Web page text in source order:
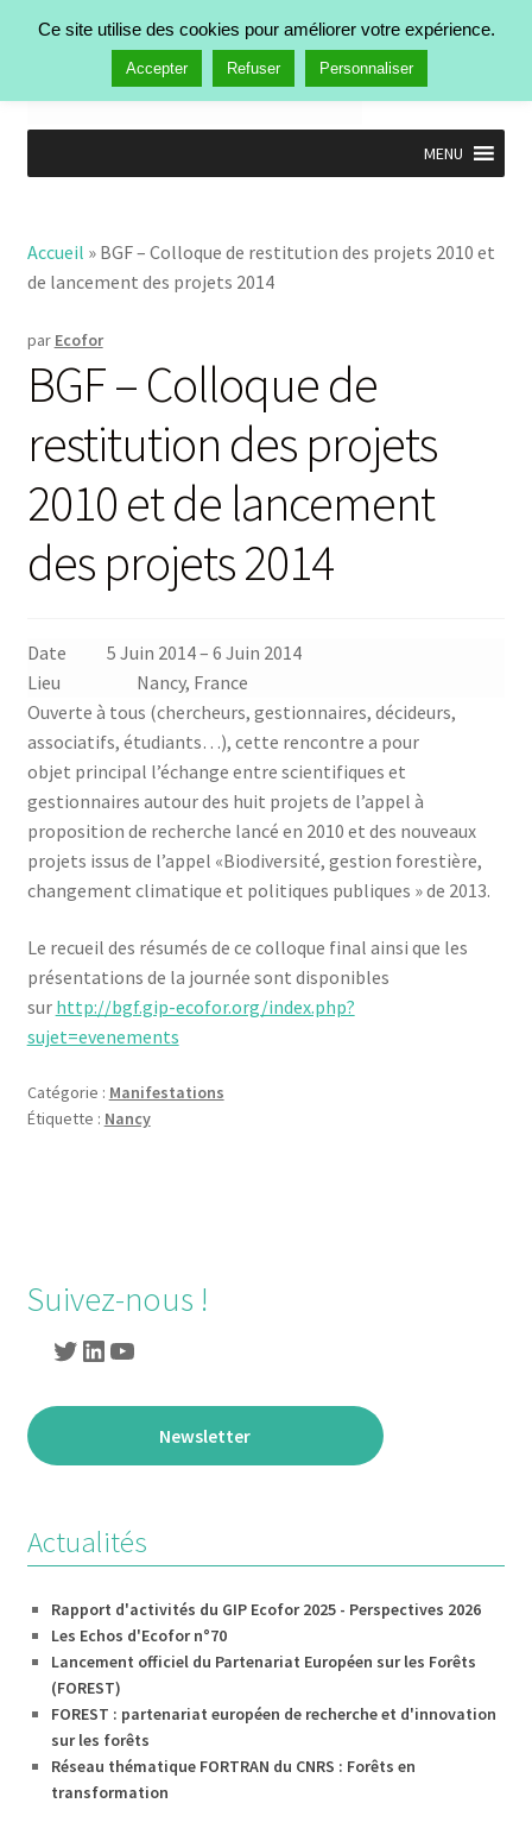
Rechercher :
MENU
le
Manifestations
Publications
Contact
Accueil » BGF – Colloque de restitution des projets 2010 et
de lancement des projets 2014
par Ecofor
BGF – Colloque de
restitution des projets
2010 et de lancement
des projets 2014
Date 5 Juin 2014– 6 Juin 2014
Lieu
Nancy, France
Ouverte à tous (chercheurs, gestionnaires, décideurs,
associatifs, étudiants…), cette rencontre a pour
objet principal l’échange entre scientifiques et
gestionnaires autour des huit projets de l’appel à
proposition de recherche lancé en 2010 et des nouveaux
projets issus de l’appel «Biodiversité, gestion forestière,
changement climatique et politiques publiques » de 2013.
Le recueil des résumés de ce colloque final ainsi que les
présentations de la journée sont disponibles
sur http://bgf.gip-ecofor.org/index.php?
sujet=evenements
Catégorie : Manifestations
Étiquette : Nancy
l’article
Suivez-nous !
Twitter
LinkedIn
YouTube
Newsletter
Actualités
Rapport d'activités du GIP Ecofor 2025 - Perspectives 2026
Les Echos d'Ecofor n°70
Lancement officiel du Partenariat Européen sur les Forêts
(FOREST)
FOREST : partenariat européen de recherche et d'innovation
sur les forêts
Réseau thématique FORTRAN du CNRS : Forêts en
transformation
Ce site utilise des cookies pour améliorer votre expérience.
Accepter Refuser Personnaliser